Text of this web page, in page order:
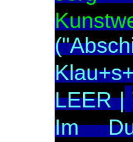
LEER |
Im